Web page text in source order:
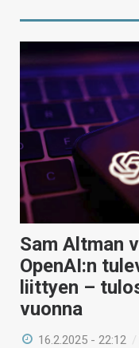
Sam Altman
OpenAI:n
liittyen –
vuonna
16.2.2025 - 22:12